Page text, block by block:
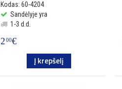
Kodas: 60-4204
Sandėlyje yra
1-3 d.d.
200€
Į krepšelį